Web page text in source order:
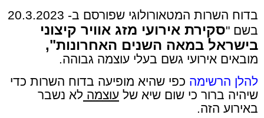
בדוח השרות המטאורולוגי שפורסם ב- 20.3.2023
בשם "סקירת אירועי מזג אוויר קיצוני
בישראל במאה השנים האחרונות",
מובאים אירועי גשם בעלי עוצמה גבוהה.
להלן הרשימה כפי שהיא מופיעה בדוח השרות כדי
שיהיה ברור כי שום שיא של עוצמה לא נשבר
באירוע הזה.